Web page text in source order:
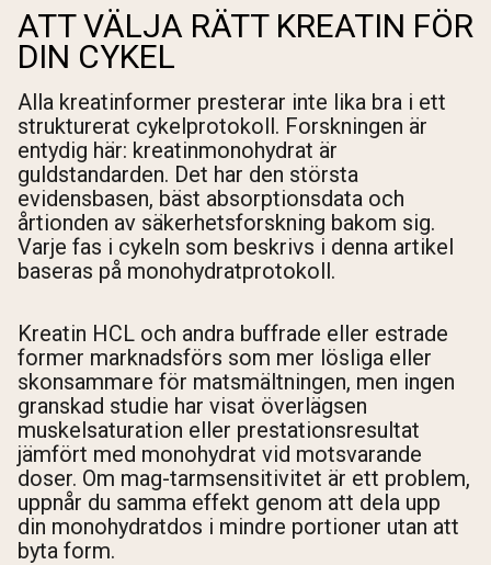
ATT VÄLJA RÄTT KREATIN FÖR
DIN CYKEL
Alla kreatinformer presterar inte lika bra i ett
strukturerat cykelprotokoll. Forskningen är
entydig här: kreatinmonohydrat är
guldstandarden. Det har den största
evidensbasen, bäst absorptionsdata och
årtionden av säkerhetsforskning bakom sig.
Varje fas i cykeln som beskrivs i denna artikel
baseras på monohydratprotokoll.
Kreatin HCL och andra buffrade eller estrade
former marknadsförs som mer lösliga eller
skonsammare för matsmältningen, men ingen
granskad studie har visat överlägsen
muskelsaturation eller prestationsresultat
jämfört med monohydrat vid motsvarande
doser. Om mag-tarmsensitivitet är ett problem,
uppnår du samma effekt genom att dela upp
din monohydratdos i mindre portioner utan att
byta form.